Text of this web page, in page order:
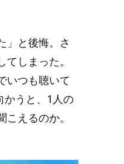
」と後悔。さ
しまった。
いつも聴いて
かうと、1人の
えるのか。